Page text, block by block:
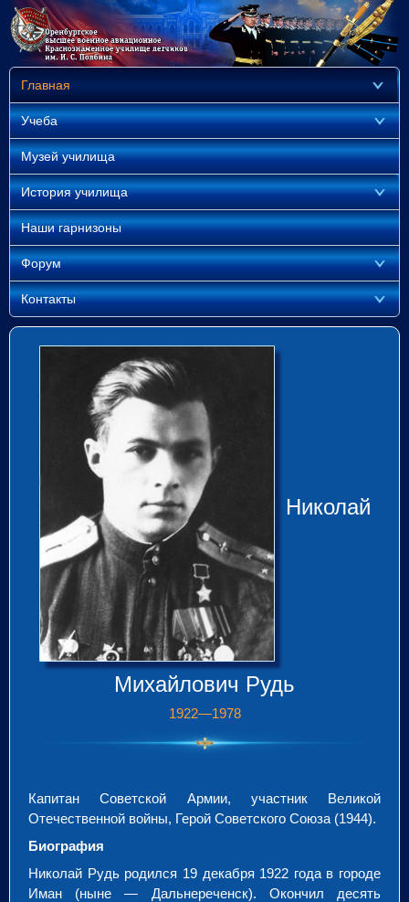
Главная
Учеба
Музей училища
История училища
Наши гарнизоны
Форум
Контакты
Николай
Михайлович Рудь
1922—1978
Капитан Советской Армии, участник Великой
Отечественной войны, Герой Советского Союза (1944).
Биография
Николай Рудь родился 19 декабря 1922 года в городе
Иман (ныне — Дальнереченск). Окончил десять